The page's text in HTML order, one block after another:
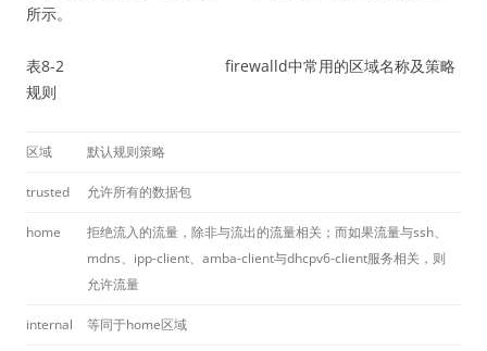
所示。
表8-2 firewalld中常用的区域名称及策略
规则
区域 默认规则策略
trusted 允许所有的数据包
home
拒绝流入的流量，除非与流出的流量相关；而如果流量与ssh、
mdns、ipp-client、amba-client与dhcpv6-client服务相关，则
允许流量
internal 等同于home区域